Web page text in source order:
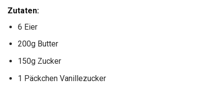
Zutaten:
6 Eier
200g Butter
150g Zucker
1 Päckchen Vanillezucker